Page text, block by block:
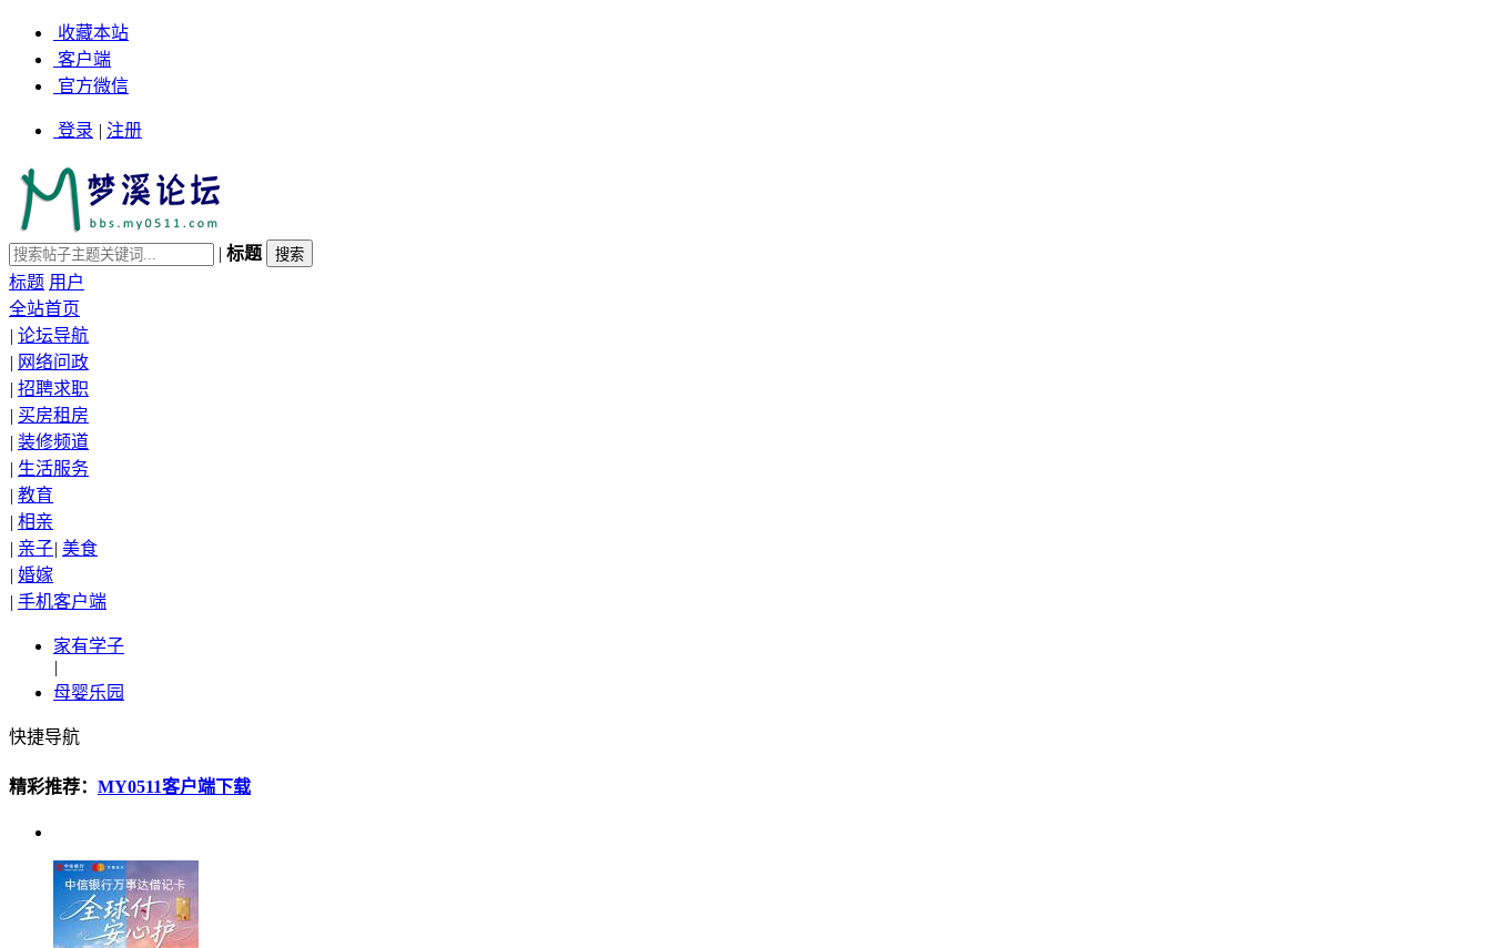
收藏本站
客户端
官方微信
登录 | 注册
| 标题
标题 用户
全站首页
| 论坛导航
| 网络问政
| 招聘求职
| 买房租房
| 装修频道
| 生活服务
| 教育
| 相亲
| 亲子| 美食
| 婚嫁
| 手机客户端
家有学子
|
母婴乐园
快捷导航
精彩推荐： MY0511客户端下载